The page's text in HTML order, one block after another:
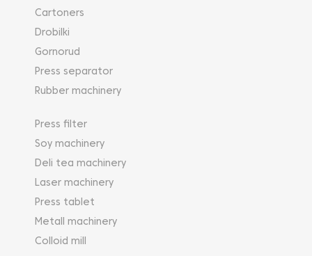
Cartoners
Drobilki
Gornorud
Press separator
Rubber machinery
Press filter
Soy machinery
Deli tea machinery
Laser machinery
Press tablet
Metall machinery
Colloid mill